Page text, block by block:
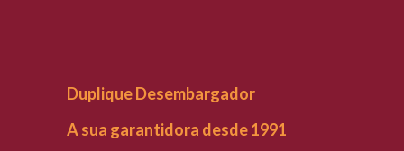
Duplique Desembargador
A sua garantidora desde 1991